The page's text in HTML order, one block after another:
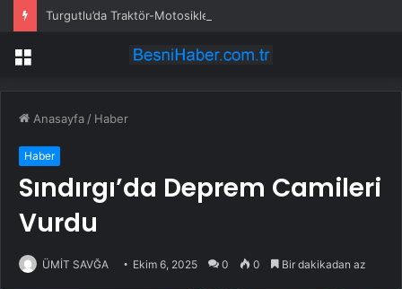
Turgutlu’da Traktör-Motosiklet Kazası
Menü
Anasayfa / Haber
Haber
Sındırgı’da Deprem Camileri
Vurdu
ÜMİT SAVĞA Ekim 6, 2025 0 0 Bir dakikadan az